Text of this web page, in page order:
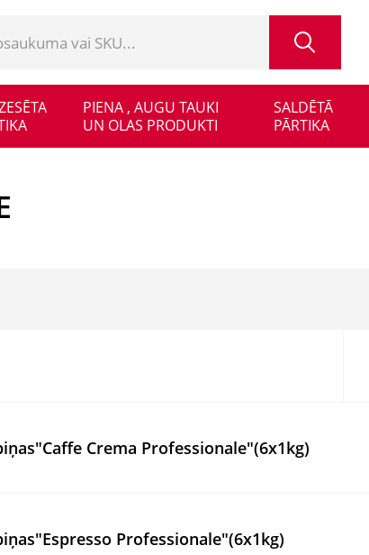
PIENA , AUGU TAUKI
UN OLAS PRODUKTI
SALDĒTĀ
PĀRTIKA
Crema Professionale"(6x1kg)
Professionale"(6x1kg)